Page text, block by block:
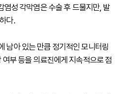
염성 각막염은 수술 후 드물지만, 발
다.
남아 있는 만큼 정기적인 모니터링
부 등을 의료진에게 지속적으로 점